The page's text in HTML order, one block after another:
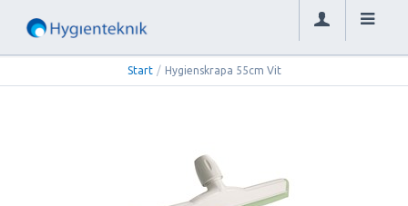
Start / Hygienskrapa 55cm Vit